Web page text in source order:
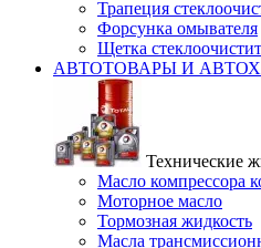
Трапеция
Форсунка омывателя
Щетка
АВТОТОВАРЫ И
Технические
Масло компрессора
Моторное масло
Тормозная жидкость
Масла